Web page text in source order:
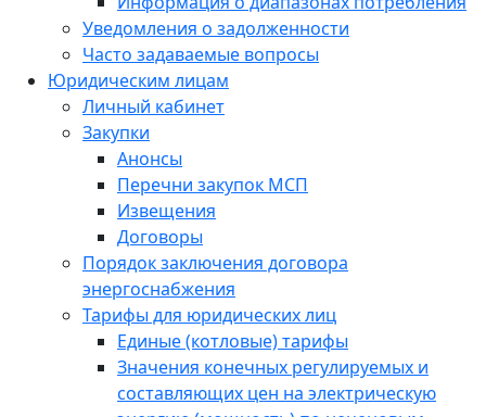
Уведомления о задолженности
Часто задаваемые вопросы
Юридическим лицам
Личный кабинет
Закупки
Анонсы
Перечни закупок МСП
Извещения
Договоры
Порядок заключения договора
энергоснабжения
Тарифы для юридических лиц
Единые (котловые) тарифы
Значения конечных регулируемых и
составляющих цен на электрическую